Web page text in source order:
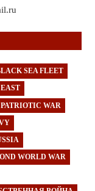
SEA FLEET
WAR
WORLD WAR